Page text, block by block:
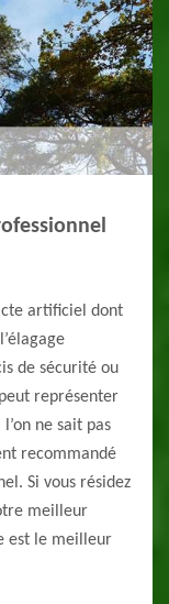
artificiel dont
de sécurité ou
représenter
ne sait pas
recommandé
Si vous résidez
meilleur
est le meilleur